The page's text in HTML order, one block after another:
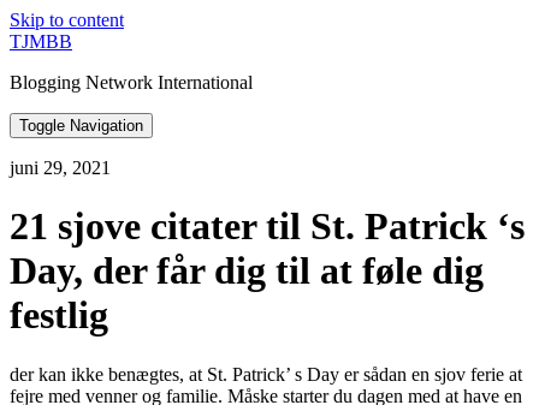
Skip to content
TJMBB
Blogging Network International
Toggle Navigation
juni 29, 2021
21 sjove citater til St. Patrick ‘s
Day, der får dig til at føle dig
festlig
der kan ikke benægtes, at St. Patrick’ s Day er sådan en sjov ferie at
fejre med venner og familie. Måske starter du dagen med at have en